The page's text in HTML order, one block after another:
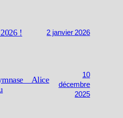
! 2 janvier 2026
Alice
10
décembre
2025